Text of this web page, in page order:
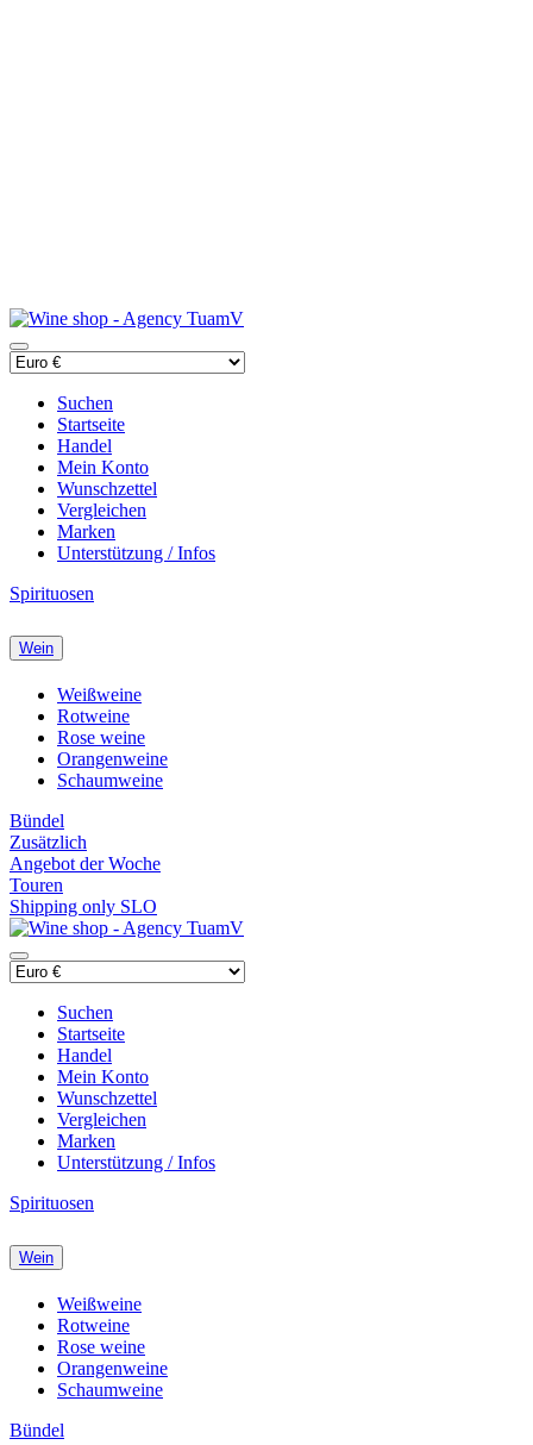
Suchen
Startseite
Handel
Mein Konto
Wunschzettel
Vergleichen
Marken
Unterstützung / Infos
Spirituosen
Wein
Weißweine
Rotweine
Rose weine
Orangenweine
Schaumweine
Bündel
Zusätzlich
Angebot der Woche
Touren
Shipping only SLO
Suchen
Startseite
Handel
Mein Konto
Wunschzettel
Vergleichen
Marken
Unterstützung / Infos
Spirituosen
Wein
Weißweine
Rotweine
Rose weine
Orangenweine
Schaumweine
Bündel